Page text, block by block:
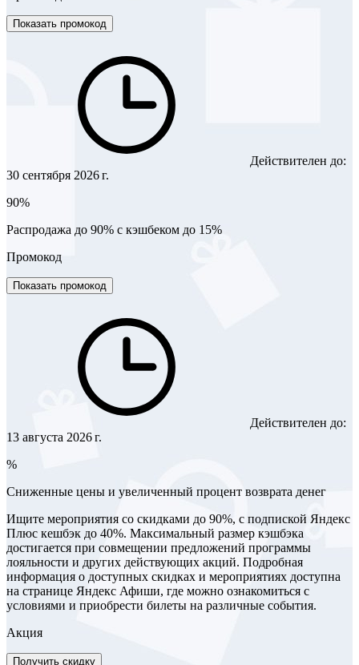
Показать промокод
Действителен до:
30 сентября 2026 г.
90%
Распродажа до 90% с кэшбеком до 15%
Промокод
Показать промокод
Действителен до:
13 августа 2026 г.
%
Сниженные цены и увеличенный процент возврата денег
Ищите мероприятия со скидками до 90%, с подпиской Яндекс
Плюс кешбэк до 40%. Максимальный размер кэшбэка
достигается при совмещении предложений программы
лояльности и других действующих акций. Подробная
информация о доступных скидках и мероприятиях доступна
на странице Яндекс Афиши, где можно ознакомиться с
условиями и приобрести билеты на различные события.
Акция
Получить скидку